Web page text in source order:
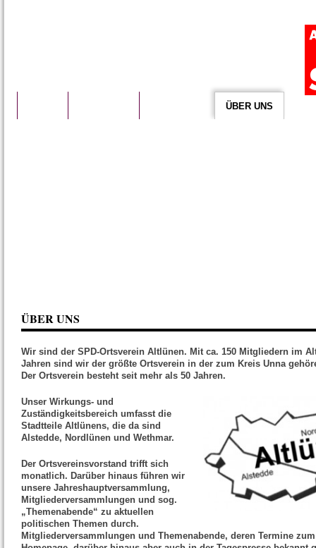
ÜBER UNS
ÜBER UNS
Wir sind der SPD-Ortsverein Altlünen. Mit ca. 150 Mitgliedern im
Jahren sind wir der größte Ortsverein in der zum Kreis Unna
Der Ortsverein besteht seit mehr als 50 Jahren.
Unser Wirkungs- und
Zuständigkeitsbereich umfasst die
Stadtteile Altlünens, die da sind
Alstedde, Nordlünen und Wethmar.
Der Ortsvereinsvorstand trifft sich
monatlich. Darüber hinaus führen wir
unsere Jahreshauptversammlung,
Mitgliederversammlungen und sog.
„Themenabende“ zu aktuellen
politischen Themen durch.
Mitgliederversammlungen und Themenabende, deren Termine